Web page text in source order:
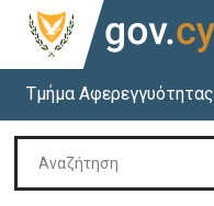
Τμήμα Αφερεγγυότητας